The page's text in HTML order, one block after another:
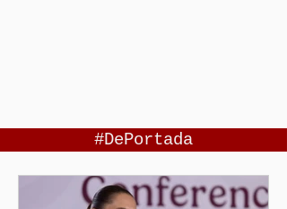
#DePortada